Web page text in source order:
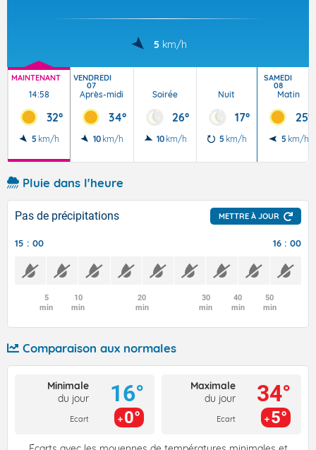
5 km/h
MAINTENANT
14:58
32°
5 km/h
VENDREDI
07
Après-midi
34°
10 km/h
Soirée
26°
10 km/h
Nuit
17°
5 km/h
SAMEDI
08
Matin
25°
5 km/h
Pluie dans l'heure
Pas de précipitations METTRE À JOUR
15 : 00 16 : 00
5
min
10
min
20
min
30
min
40
min
50
min
Comparaison aux normales
Minimale
du jour
Ecart
16°
0°
Maximale
du jour
Ecart
34°
5°